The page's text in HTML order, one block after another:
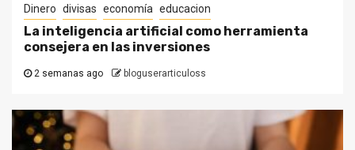
Dinero divisas economía educacion
La inteligencia artificial como herramienta
consejera en las inversiones
2 semanas ago bloguserarticuloss